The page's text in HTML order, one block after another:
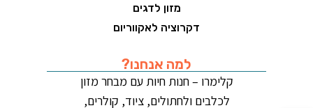
מזון לדגים
דקרוציה לאקווריום
למה אנחנו?
קלימרו – חנות חיות עם מבחר מזון
לכלבים ולחתולים, ציוד, קולרים,